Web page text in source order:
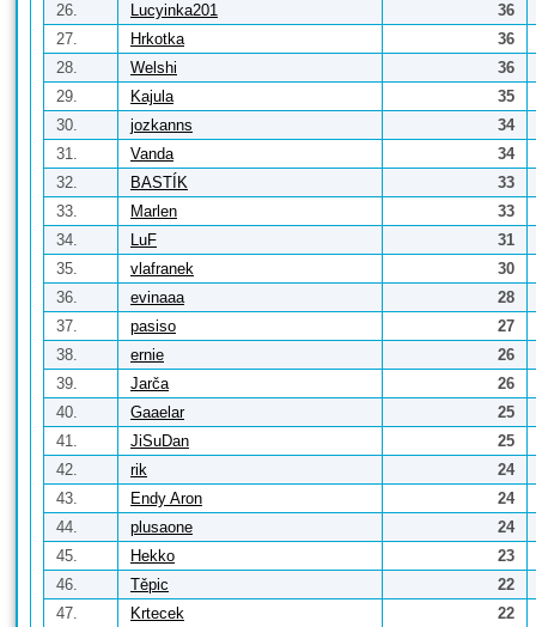
26.
Lucyinka201
36
27.
Hrkotka
36
28.
Welshi
36
29.
Kajula
35
30.
jozkanns
34
31.
Vanda
34
32.
BASTÍK
33
33.
Marlen
33
34.
LuF
31
35.
vlafranek
30
36.
evinaaa
28
37.
pasiso
27
38.
ernie
26
39.
Jarča
26
40.
Gaaelar
25
41.
JiSuDan
25
42.
rik
24
43.
Endy Aron
24
44.
plusaone
24
45.
Hekko
23
46.
Těpic
22
47.
Krtecek 22